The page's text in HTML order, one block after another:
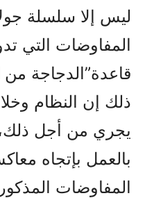
ليس إلا سلسلة
المفاوضات التي
قاعدة”الدجاجة
ذلك إن النظام
يجري من أجل ذلك،
بالعمل بإتجاه
المفاوضات